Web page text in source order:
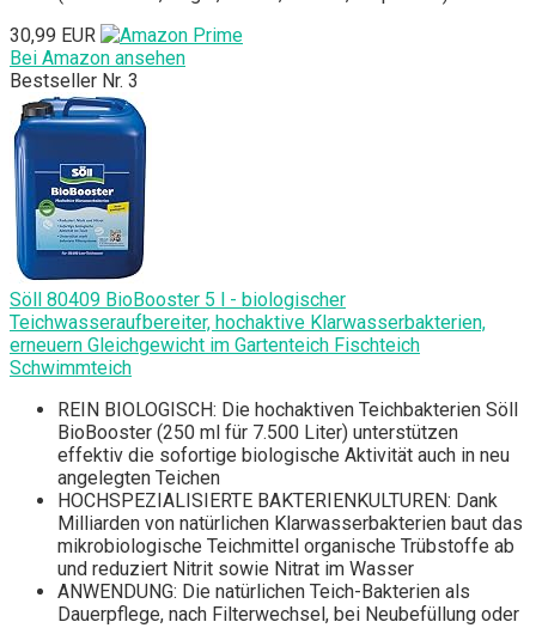
30,99 EUR
Bei Amazon ansehen
Bestseller Nr. 3
Söll 80409 BioBooster 5 l - biologischer
Teichwasseraufbereiter, hochaktive Klarwasserbakterien,
erneuern Gleichgewicht im Gartenteich Fischteich
Schwimmteich
REIN BIOLOGISCH: Die hochaktiven Teichbakterien Söll
BioBooster (250 ml für 7.500 Liter) unterstützen
effektiv die sofortige biologische Aktivität auch in neu
angelegten Teichen
HOCHSPEZIALISIERTE BAKTERIENKULTUREN: Dank
Milliarden von natürlichen Klarwasserbakterien baut das
mikrobiologische Teichmittel organische Trübstoffe ab
und reduziert Nitrit sowie Nitrat im Wasser
ANWENDUNG: Die natürlichen Teich-Bakterien als
Dauerpflege, nach Filterwechsel, bei Neubefüllung oder